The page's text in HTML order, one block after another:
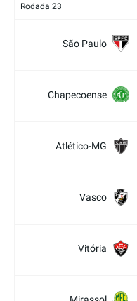
Rodada 23
São Paulo
Chapecoense
Atlético-MG
Vasco
Vitória